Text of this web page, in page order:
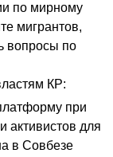
по мирному
мигрантов,
вопросы по
КР:
при
для
в Совбезе